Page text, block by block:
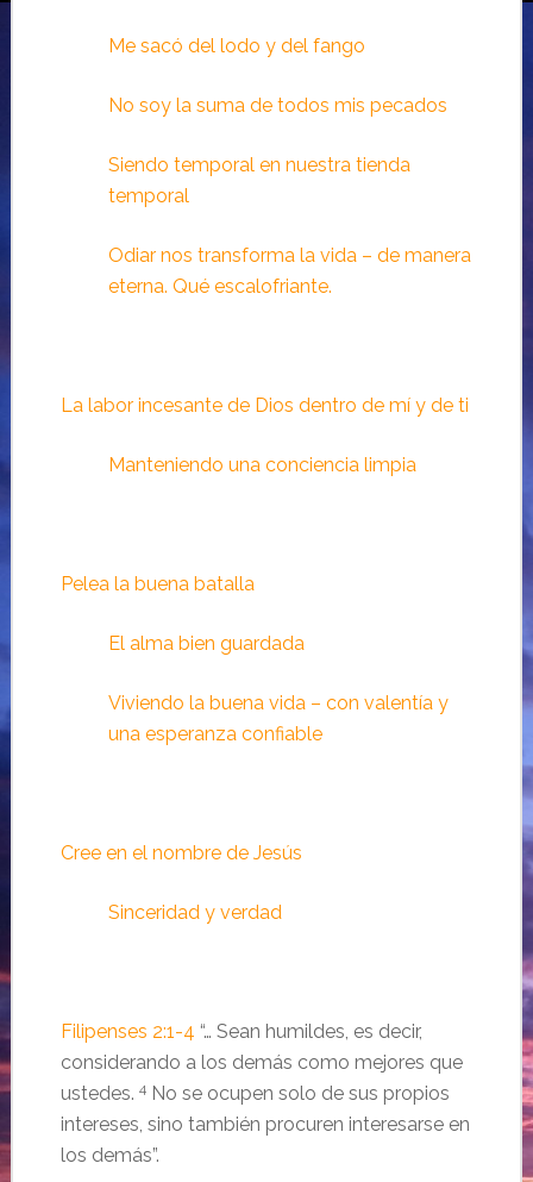
Me sacó del lodo y del fango
No soy la suma de todos mis pecados
Siendo temporal en nuestra tienda
temporal
Odiar nos transforma la vida – de manera
eterna. Qué escalofriante.
La labor incesante de Dios dentro de mí y de ti
Manteniendo una conciencia limpia
Pelea la buena batalla
El alma bien guardada
Viviendo la buena vida – con valentía y
una esperanza confiable
Cree en el nombre de Jesús
Sinceridad y verdad
Filipenses 2:1-4 “… Sean humildes, es decir,
considerando a los demás como mejores que
ustedes. 4No se ocupen solo de sus propios
intereses, sino también procuren interesarse en
los demás”.